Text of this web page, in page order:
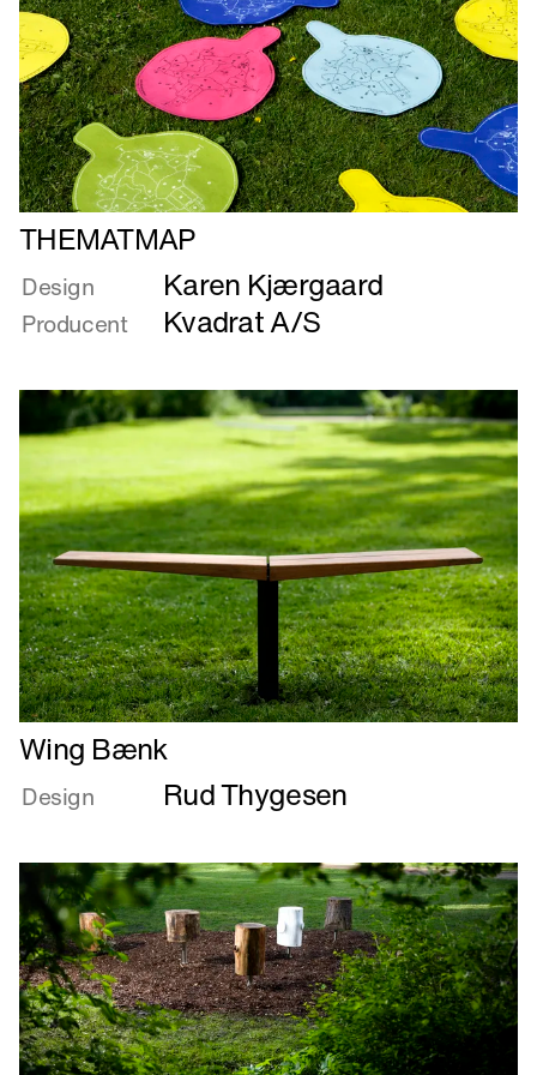
Læs
mere
om
THEMATMAP
THEMATMAP
Design Karen Kjærgaard
Producent Kvadrat A/S
Læs
mere
om
Wing Bænk
Design Rud Thygesen